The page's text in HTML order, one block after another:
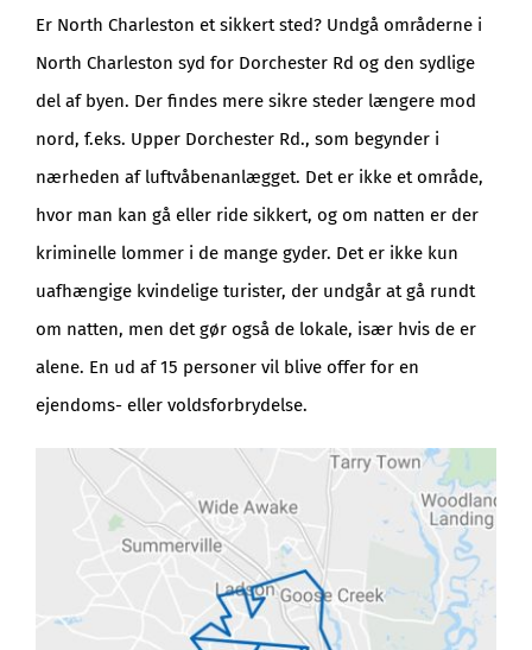
Er North Charleston et sikkert sted? Undgå områderne i
North Charleston syd for Dorchester Rd og den sydlige
del af byen. Der findes mere sikre steder længere mod
nord, f.eks. Upper Dorchester Rd., som begynder i
nærheden af luftvåbenanlægget. Det er ikke et område,
hvor man kan gå eller ride sikkert, og om natten er der
kriminelle lommer i de mange gyder. Det er ikke kun
uafhængige kvindelige turister, der undgår at gå rundt
om natten, men det gør også de lokale, især hvis de er
alene. En ud af 15 personer vil blive offer for en
ejendoms- eller voldsforbrydelse.